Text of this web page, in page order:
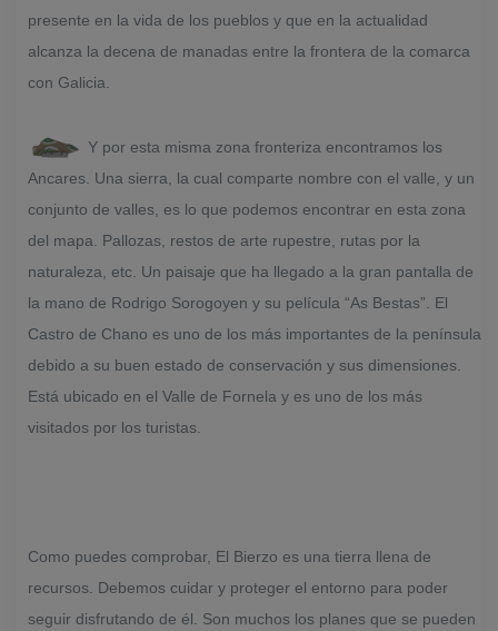
presente en la vida de los pueblos y que en la actualidad
alcanza la decena de manadas entre la frontera de la comarca
con Galicia.
Y por esta misma zona fronteriza encontramos los
Ancares. Una sierra, la cual comparte nombre con el valle, y un
conjunto de valles, es lo que podemos encontrar en esta zona
del mapa. Pallozas, restos de arte rupestre, rutas por la
naturaleza, etc. Un paisaje que ha llegado a la gran pantalla de
la mano de Rodrigo Sorogoyen y su película “As Bestas”. El
Castro de Chano es uno de los más importantes de la península
debido a su buen estado de conservación y sus dimensiones.
Está ubicado en el Valle de Fornela y es uno de los más
visitados por los turistas.
Como puedes comprobar, El Bierzo es una tierra llena de
recursos. Debemos cuidar y proteger el entorno para poder
seguir disfrutando de él. Son muchos los planes que se pueden